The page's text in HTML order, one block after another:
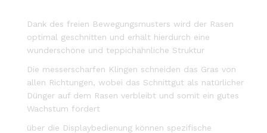
Dank des freien Bewegungsmusters wird der Rasen
optimal geschnitten und erhält hierdurch eine
wunderschöne und teppichähnliche Struktur
Die messerscharfen Klingen schneiden das Gras von
allen Richtungen, wobei das Schnittgut als natürlicher
Dünger auf dem Rasen verbleibt und somit ein gutes
Wachstum fördert
über die Displaybedienung können spezifische